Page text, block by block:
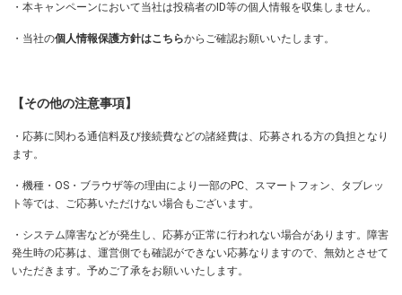
・本キャンペーンにおいて当社は投稿者のID等の個人情報を収集しません。
・当社の個人情報保護方針はこちらからご確認お願いいたします。
【その他の注意事項】
・応募に関わる通信料及び接続費などの諸経費は、応募される方の負担となり
ます。
・機種・OS・ブラウザ等の理由により一部のPC、スマートフォン、タブレッ
ト等では、ご応募いただけない場合もございます。
・システム障害などが発生し、応募が正常に行われない場合があります。障害
発生時の応募は、運営側でも確認ができない応募なりますので、無効とさせて
いただきます。予めご了承をお願いいたします。